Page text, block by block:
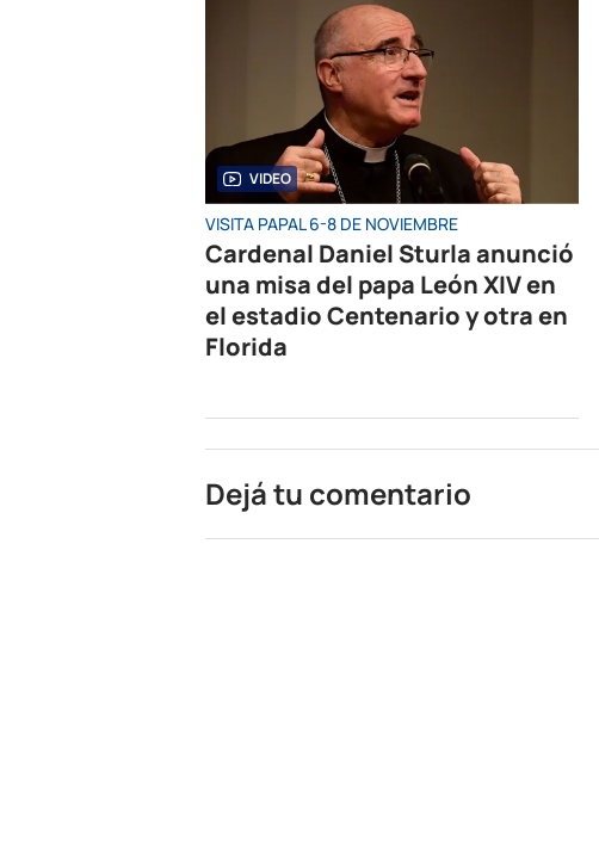
VIDEO
VISITA PAPAL 6-8 DE NOVIEMBRE
Cardenal Daniel Sturla anunció
una misa del papa León XIV en
el estadio Centenario y otra en
Florida
Dejá tu comentario